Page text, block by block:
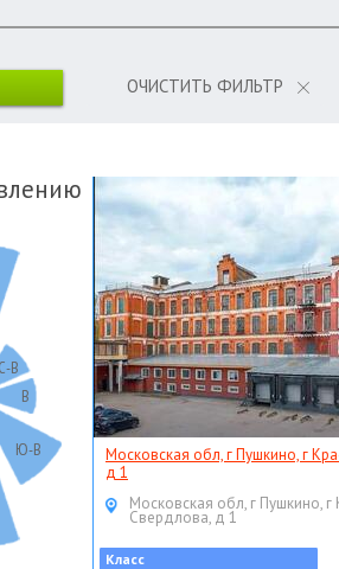
ОЧИСТИТЬ ФИЛЬТР
С-В
В
Ю-В
Московская обл, г Пушкино, г
д 1
Московская обл, г Пушкино, г
Свердлова, д 1
Класс